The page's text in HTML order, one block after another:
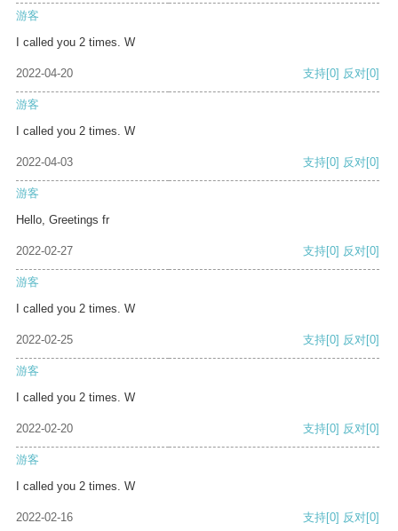
游客
I called you 2 times. W
2022-04-20 支持[0] 反对[0]
游客
I called you 2 times. W
2022-04-03 支持[0] 反对[0]
游客
Hello, Greetings fr
2022-02-27 支持[0] 反对[0]
游客
I called you 2 times. W
2022-02-25 支持[0] 反对[0]
游客
I called you 2 times. W
2022-02-20 支持[0] 反对[0]
游客
I called you 2 times. W
2022-02-16 支持[0] 反对[0]